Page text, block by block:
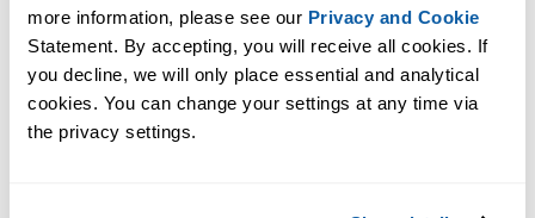
more information, please see our Privacy and Cookie
Statement. By accepting, you will receive all cookies. If
you decline, we will only place essential and analytical
cookies. You can change your settings at any time via
the privacy settings.
多くの Excel ユーザーが Excel に標準搭載してほしい実用的な